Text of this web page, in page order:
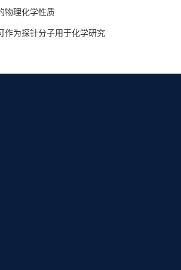
物理化学性质
作为探针分子用于化学研究